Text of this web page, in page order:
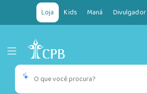
Loja Kids Maná Divulgador